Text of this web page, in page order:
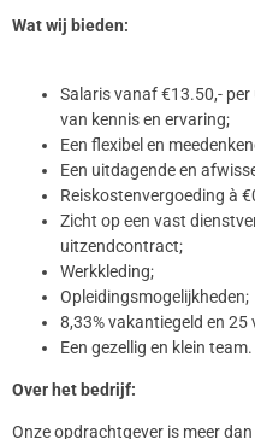
Wat wij bieden:
Salaris vanaf €13.50,-
van kennis en ervaring;
Een flexibel en
Een uitdagende en
Reiskostenvergoeding à
Zicht op een vast
uitzendcontract;
Werkkleding;
Opleidingsmogelijkheden;
8,33% vakantiegeld en 25
Een gezellig en klein team.
Over het bedrijf:
Onze opdrachtgever is meer